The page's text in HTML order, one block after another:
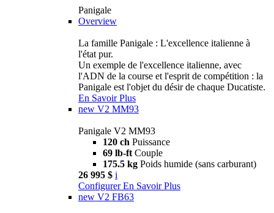
Panigale
Overview
La famille Panigale : L'excellence italienne à
l'état pur.
Un exemple de l'excellence italienne, avec
l'ADN de la course et l'esprit de compétition : la
Panigale est l'objet du désir de chaque Ducatiste.
En Savoir Plus
new V2 MM93
Panigale V2 MM93
120 ch Puissance
69 lb-ft Couple
175.5 kg Poids humide (sans carburant)
26 995 $ i
Configurer En Savoir Plus
new V2 FB63